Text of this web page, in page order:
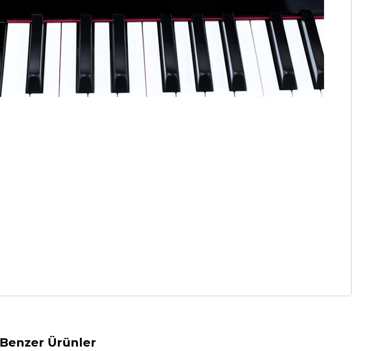
Benzer Ürünler